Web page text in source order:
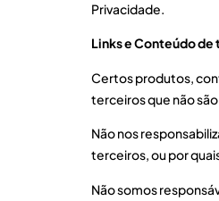
Privacidade.
Links e Conteúdo
Certos produtos,
terceiros que não
Não nos
terceiros, ou por
Não somos